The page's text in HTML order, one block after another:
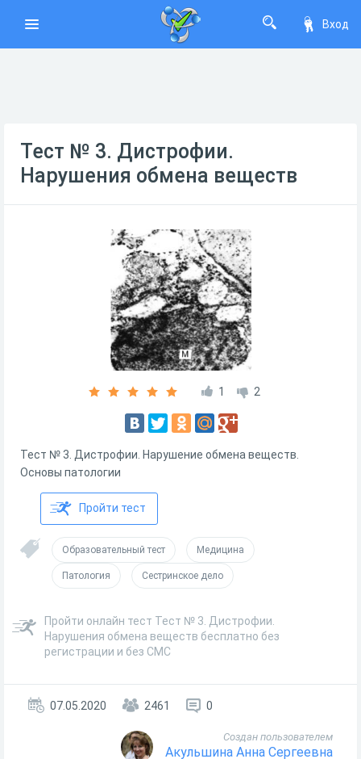
Вход
Тест № 3. Дистрофии.
Нарушения обмена веществ
1 2
Тест № 3. Дистрофии. Нарушение обмена веществ.
Основы патологии
Пройти тест
Образовательный тест Медицина
Патология Сестринское дело
Пройти онлайн тест Тест № 3. Дистрофии.
Нарушения обмена веществ бесплатно без
регистрации и без СМС
07.05.2020 2461 0
Создан пользователем
Акульшина Анна Сергеевна